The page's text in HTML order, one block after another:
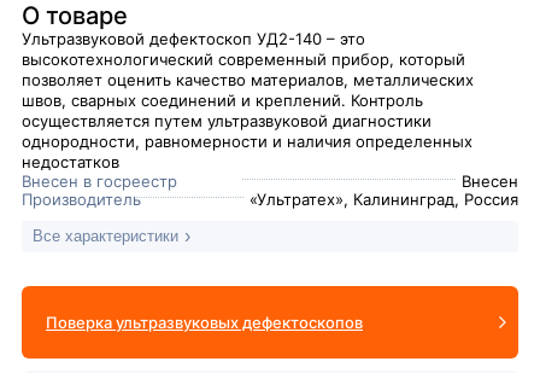
О товаре
Ультразвуковой дефектоскоп УД2-140 – это
высокотехнологический современный прибор, который
позволяет оценить качество материалов, металлических
швов, сварных соединений и креплений. Контроль
осуществляется путем ультразвуковой диагностики
однородности, равномерности и наличия определенных
недостатков
Внесен в госреестр
Внесен
Производитель
«Ультратех», Калининград, Россия
Все характеристики
Поверка ультразвуковых дефектоскопов